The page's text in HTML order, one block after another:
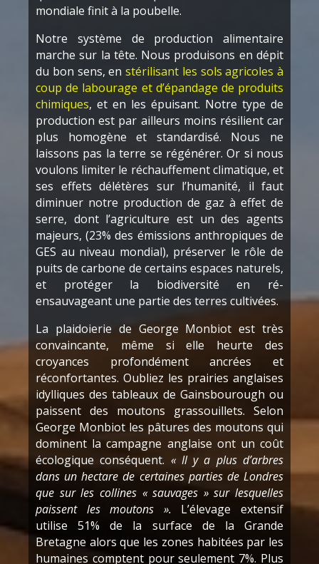
mondiale finit à la poubelle.
Notre système de production alimentaire
marche sur la tête. Nous produisons en dépit
du bon sens, en stérilisant les sols agricoles à
coup de labourage et d’épandage de produits
chimiques, et en les épuisant. Notre type de
production est par ailleurs moins résilient car
plus homogène et standardisé. Nous ne
laissons pas la terre se régénérer. Or si nous
voulons limiter le réchauffement climatique, et
ses effets délétères sur l’humanité, il faut
diminuer notre production de gaz à effet de
serre, dont l’agriculture est un des agents
majeurs, (23% des émissions anthropiques de
GES au niveau mondial), préserver le rôle de
puits de carbone de certains espaces naturels,
et protéger la biodiversité en ré-
ensauvageant une partie des terres cultivées.
La plaidoierie de George Monbiot est très
convaincante, même si elle heurte des
croyances profondément ancrées et
réconfortantes. Oubliez les prairies anglaises
idylliques des tableaux de Gainsbourough ou
paissent des moutons grassouillets. Selon
George Monbiot les pâtures des moutons qui
dominent la campagne anglaise ont un coût
écologique conséquent. « Il y a plus d’arbres
dans un hectare de certaines parties de Londres
que sur les collines « sauvages » sur lesquelles
paissent les moutons ». L’élevage extensif
utilise 51% de la surface de la Grande
Bretagne alors que les zones habitées par les
humaines comptent pour seulement 7%. Plus